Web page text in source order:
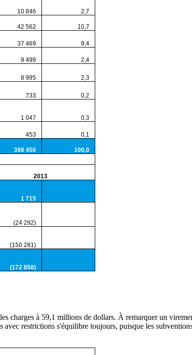
10 846 2,7
42 562 10,7
37 469 9,4
9 499 2,4
8 995 2,3
733 0,2
1 047 0,3
453 0,1
398 450 100,0
2013
1 715
(24 292)
(150 281)
(172 858)
charges à 59,1 millions de dollars. À remarquer un
restrictions s'équilibre toujours, puisque les